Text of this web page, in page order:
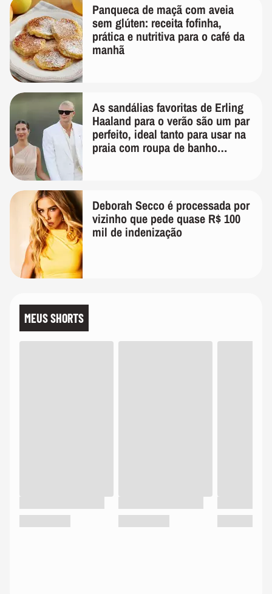
Panqueca de maçã com aveia
sem glúten: receita fofinha,
prática e nutritiva para o café da
manhã
As sandálias favoritas de Erling
Haaland para o verão são um par
perfeito, ideal tanto para usar na
praia com roupa de banho
Deborah Secco é processada por
vizinho que pede quase R$ 100
mil de indenização
MEUS SHORTS